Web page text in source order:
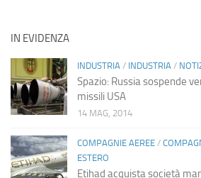
IN EVIDENZA
INDUSTRIA / INDUSTRIA /
Spazio: Russia sospende
missili USA
14 MAG, 2014
COMPAGNIE AEREE /
ESTERO
Etihad acquista società